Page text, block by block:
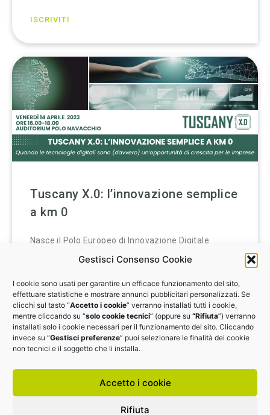
Gestisci Consenso Cookie
I cookie sono usati per garantire un efficace funzionamento del sito,
effettuare statistiche e mostrare annunci pubblicitari personalizzati. Se
clicchi sul tasto “Accetto i cookie” verranno installati tutti i cookie,
mentre cliccando su “solo cookie tecnici” (oppure su “Rifiuta”) verranno
installati solo i cookie necessari per il funzionamento del sito. Cliccando
invece su “Gestisci preferenze” puoi selezionare le finalità dei cookie
non tecnici e il soggetto che li installa.
Accetto i cookie
Rifiuta
ISCRIVITI
Tuscany X.0: l’innovazione semplice
a km 0
Nasce il Polo Europeo di Innovazione Digitale
Tuscany X.0, uno dei primi tredici in Italia, per offrire
imprese e pubbliche amministrazioni toscane
IL 14 APRILE ALLE 16: ISCRIVITI